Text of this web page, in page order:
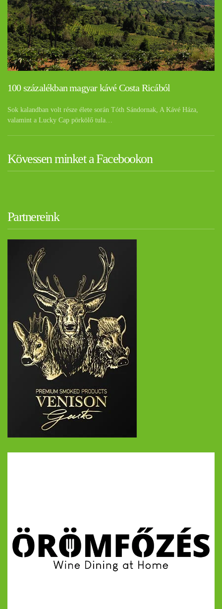
100 százalékban magyar kávé Costa Ricából
Sok kalandban volt része élete során Tóth Sándornak, A Kávé Háza,
valamint a Lucky Cap pörkölő tula…
Kövessen minket a Facebookon
Partnereink